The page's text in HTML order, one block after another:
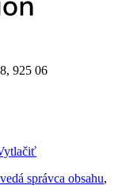
925 06
správca obsahu,